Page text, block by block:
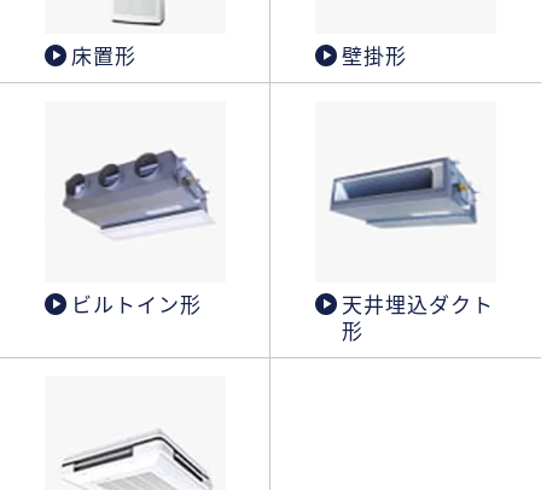
床置形 壁掛形
ビルトイン形
天井埋込ダクト
形